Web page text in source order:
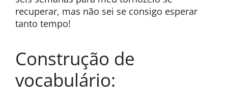
recuperar, mas não sei se consigo esperar
tanto tempo!
Construção de
vocabulário: